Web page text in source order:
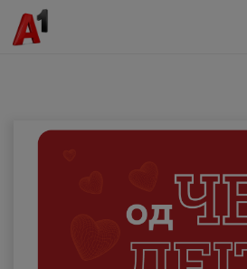
Деловни